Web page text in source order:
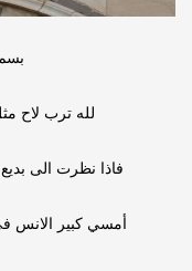
لله ترب لاح
فاذا نظرت الى
أمسي كبير